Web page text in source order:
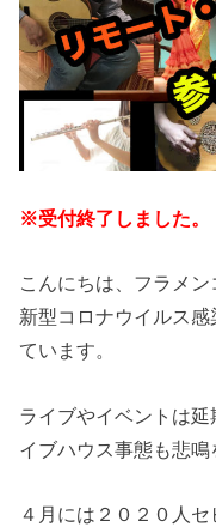
※受付終了しました。
こんにちは、フラメン
新型コロナウイルス
ています。
ライブやイベントは
イブハウス事態も悲鳴
４月には２０２０人